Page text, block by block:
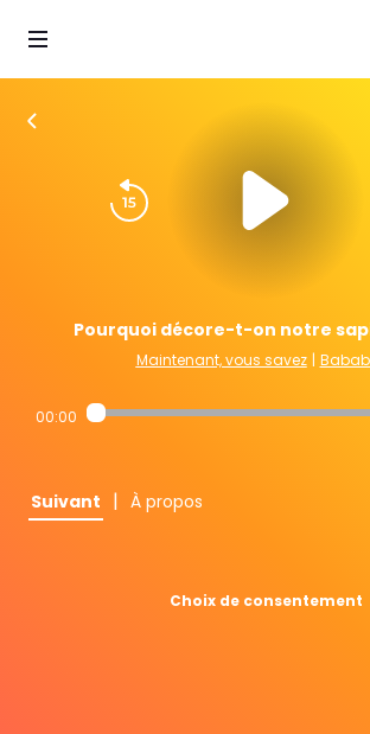
Pourquoi décore-t-on notre
Maintenant, vous savez |
00:00
Suivant | À propos
Choix de consentement